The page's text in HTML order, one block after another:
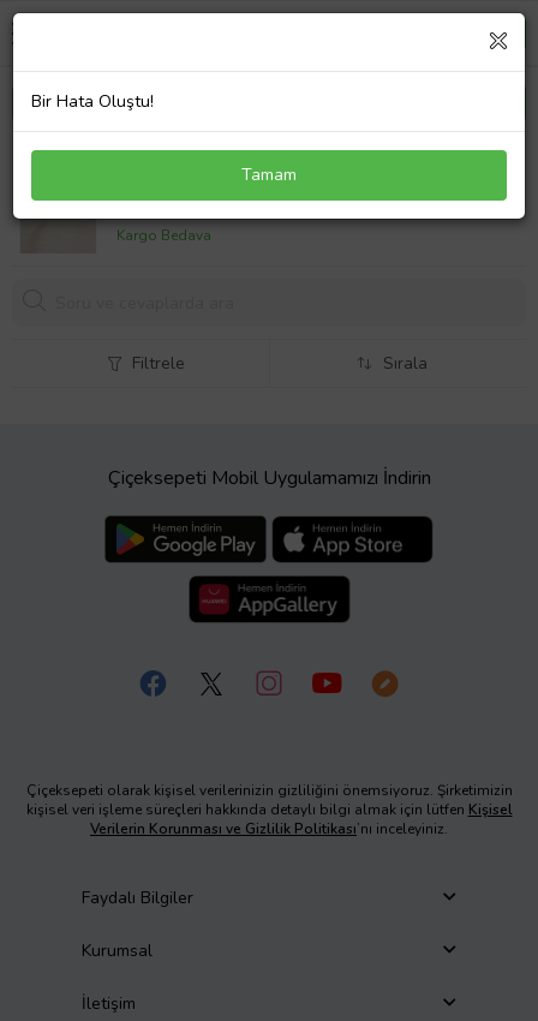
CEVŞEN KARE MODEL 925 AYAR GÜMÜŞ KOLYE
999,00 TL
Kargo Bedava
Filtrele Sırala
Çiçeksepeti Mobil Uygulamamızı İndirin
Çiçeksepeti olarak kişisel verilerinizin gizliliğini önemsiyoruz. Şirketimizin
kişisel veri işleme süreçleri hakkında detaylı bilgi almak için lütfen Kişisel
Verilerin Korunması ve Gizlilik Politikası’nı inceleyiniz.
Faydalı Bilgiler
Kurumsal
İletişim
Bir Hata Oluştu!
Tamam